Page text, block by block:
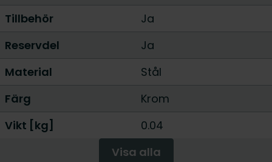
Tillbehör
Ja
Reservdel
Ja
Material
Stål
Färg
Krom
Vikt [kg]
0.04
Visa alla